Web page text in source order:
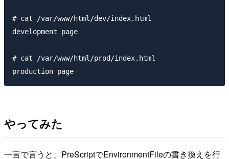
# cat /var/www/html/dev/index.html
development page
# cat /var/www/html/prod/index.html
やってみた
一言で言うと、PreScriptでEnvironmentFileの書き換えを行